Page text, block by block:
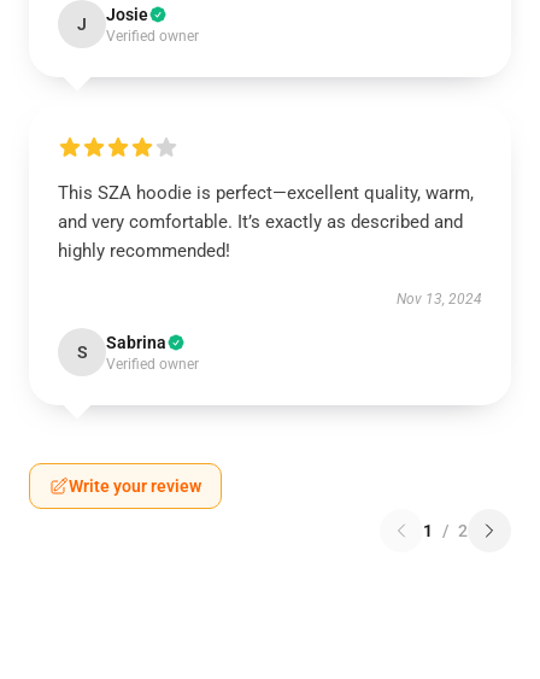
J Josie
Verified owner
This SZA hoodie is perfect—excellent quality, warm,
and very comfortable. It’s exactly as described and
highly recommended!
Nov 13, 2024
S Sabrina
Verified owner
Write your review
1 / 2